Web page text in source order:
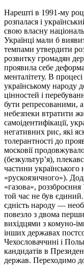
Нарешті в 1991-му
розпалася і
свою власну
Українці мали б
темпами утвердити
розвитку громадян
проявила себе
менталітету. В
українському
цінностей і
бути репресованими, а
небезпеки втратити
самоідентифікації,
негативних рис, які
толерантності до
московії
(безкультур’я),
частини
«рускоязичного»).
«газова»,
той час не був
єдність народу —
повезло з двома
вихідцями з комуно-
інших державах
Чехословаччині і
кандидатів в
держав. Переходимо